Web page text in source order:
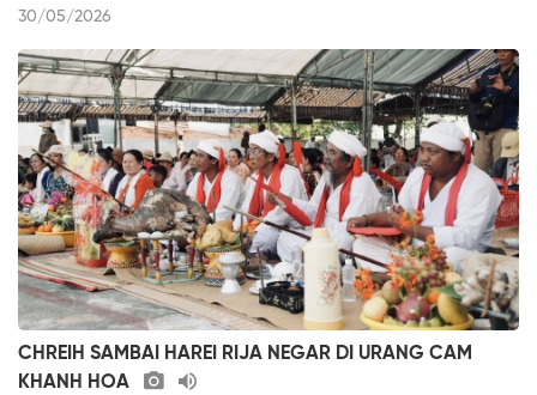
30/05/2026
CHREIH SAMBAI HAREI RIJA NEGAR DI URANG CAM
KHANH HOA